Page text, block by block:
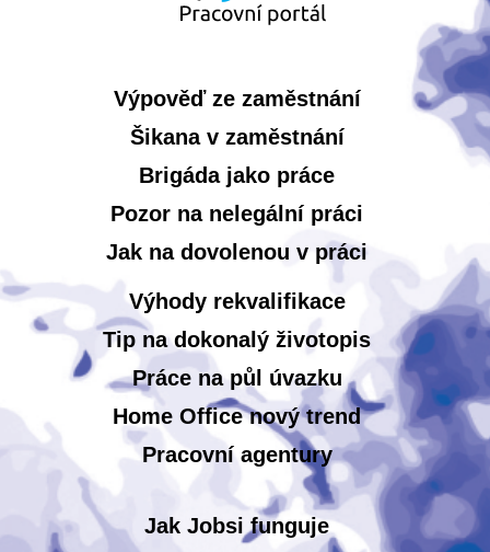
Výpověď ze zaměstnání
Šikana v zaměstnání
Brigáda jako práce
Pozor na nelegální práci
Jak na dovolenou v práci
Výhody rekvalifikace
Tip na dokonalý životopis
Práce na půl úvazku
Home Office nový trend
Pracovní agentury
Jak Jobsi funguje